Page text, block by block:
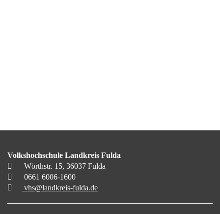
Volkshochschule Landkreis Fulda
Wörthstr. 15, 36037 Fulda
0661 6006-1600
vhs@landkreis-fulda.de